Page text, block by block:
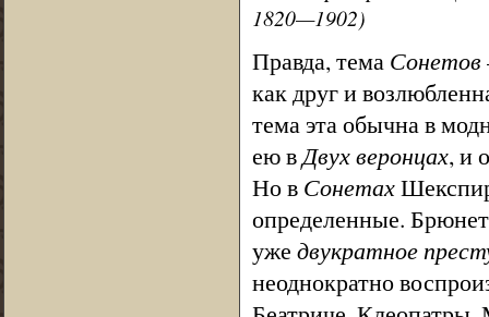
1820—1902)
Правда, тема Сонетов
как друг и
тема эта обычна в
ею в Двух веронцах, и
Но в Сонетах
определенные.
уже двукратное
неоднократно